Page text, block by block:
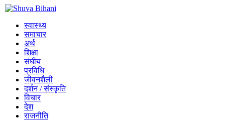
स्वास्थ्य
समाचार
अर्थ
शिक्षा
संघीय
प्रविधि
जीवनशैली
दर्शन / संस्कृति
विचार
देश
राजनीति